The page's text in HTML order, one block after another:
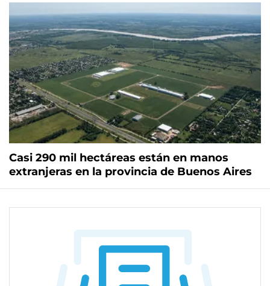
Casi 290 mil hectáreas están en manos
extranjeras en la provincia de Buenos Aires